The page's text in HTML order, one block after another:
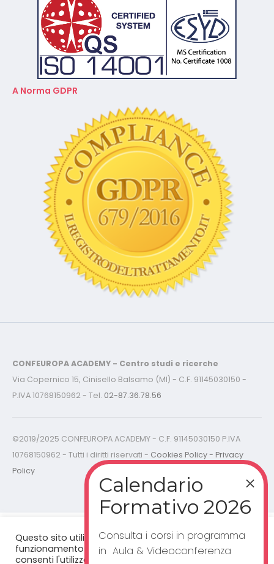
A Norma GDPR
CONFEUROPA ACADEMY - Centro studi e ricerche
Via Copernico 15, Cinisello Balsamo (MI) - C.F. 91145030150 -
P.IVA 10768150962 - Tel. 02-87.36.78.56
©2019/2025 CONFEUROPA ACADEMY - C.F. 91145030150 P.IVA
10768150962 - Tutti i diritti riservati - Cookies Policy - Privacy
Policy
Questo sito utilizza cookie per un corretto
funzionamento del sito web. Cliccando "accetta”,
consenti l'utilizzo dei cookie.
Consulta i corsi in programma
in Aula & Videoconferenza